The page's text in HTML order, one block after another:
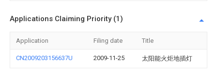
Applications Claiming Priority (1)
Application Filing date Title
CN2009203156637U 2009-11-25 太阳能火炬地插灯